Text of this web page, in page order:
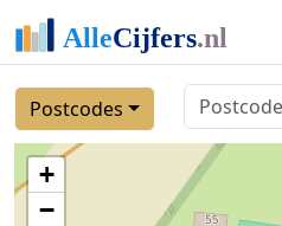
Postcodes
+
−